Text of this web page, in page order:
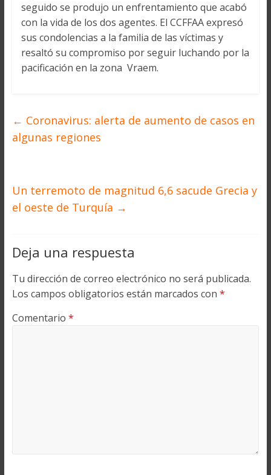
seguido se produjo un enfrentamiento que acabó
con la vida de los dos agentes. El CCFFAA expresó
sus condolencias a la familia de las víctimas y
resaltó su compromiso por seguir luchando por la
pacificación en la zona Vraem.
← Coronavirus: alerta de aumento de casos en
algunas regiones
Un terremoto de magnitud 6,6 sacude Grecia y
el oeste de Turquía →
Deja una respuesta
Tu dirección de correo electrónico no será publicada.
Los campos obligatorios están marcados con *
Comentario *